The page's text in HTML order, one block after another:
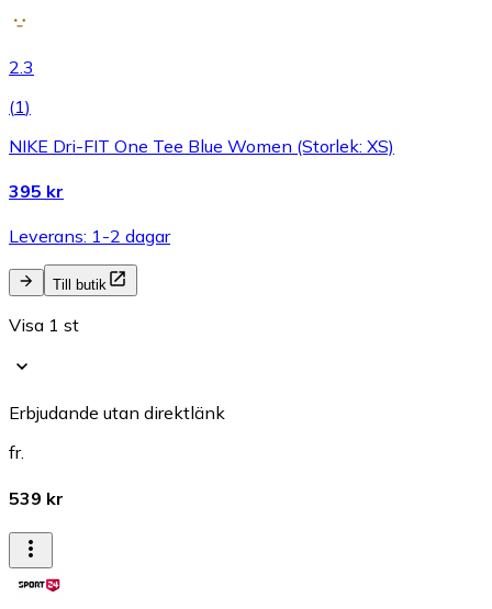
2.3
(1)
NIKE Dri-FIT One Tee Blue Women (Storlek: XS)
395 kr
Leverans: 1-2 dagar
Till butik
Visa 1 st
Erbjudande utan direktlänk
fr.
539 kr